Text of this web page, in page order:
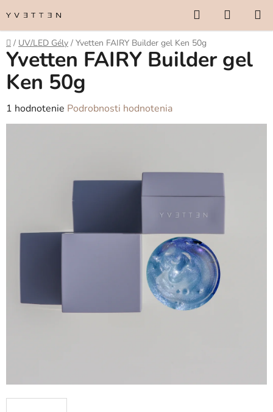
na
obsah
Hľadať
KOŠÍK
Domov
/ UV/LED Gély / Yvetten FAIRY Builder gel Ken 50g
Yvetten FAIRY Builder gel
Ken 50g
Priemerné
hodnotenie
1 hodnotenie Podrobnosti hodnotenia